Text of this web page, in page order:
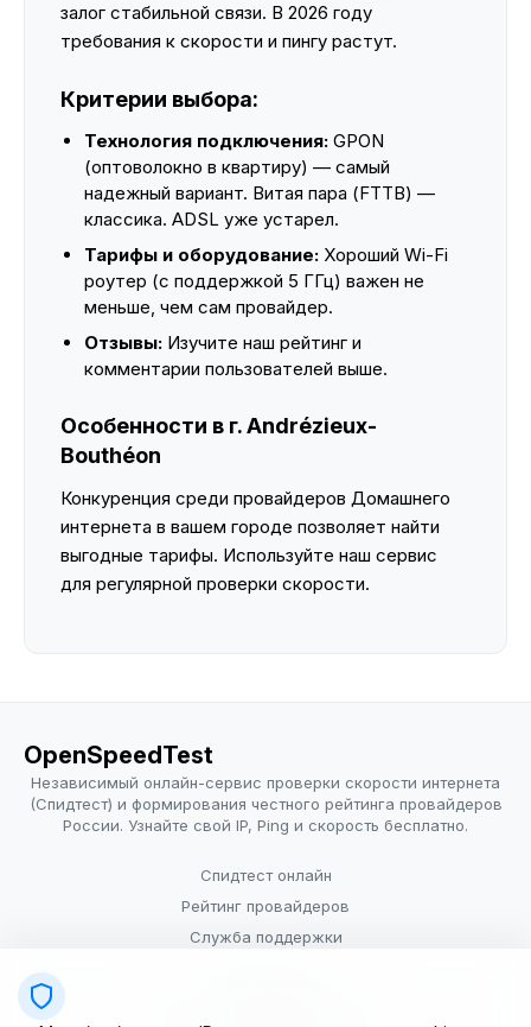
залог стабильной связи. В 2026 году
требования к скорости и пингу растут.
Критерии выбора:
Технология подключения: GPON
(оптоволокно в квартиру) — самый
надежный вариант. Витая пара (FTTB) —
классика. ADSL уже устарел.
Тарифы и оборудование: Хороший Wi-Fi
роутер (с поддержкой 5 ГГц) важен не
меньше, чем сам провайдер.
Отзывы: Изучите наш рейтинг и
комментарии пользователей выше.
Особенности в г. Andrézieux-
Bouthéon
Конкуренция среди провайдеров Домашнего
интернета в вашем городе позволяет найти
выгодные тарифы. Используйте наш сервис
для регулярной проверки скорости.
OpenSpeedTest
Независимый онлайн-сервис проверки скорости интернета
(Спидтест) и формирования честного рейтинга провайдеров
России. Узнайте свой IP, Ping и скорость бесплатно.
Спидтест онлайн
Рейтинг провайдеров
Служба поддержки